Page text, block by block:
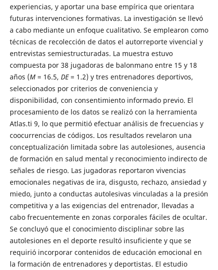
experiencias, y aportar una base empírica que orientara
futuras intervenciones formativas. La investigación se llevó
a cabo mediante un enfoque cualitativo. Se emplearon como
técnicas de recolección de datos el autorreporte vivencial y
entrevistas semiestructuradas. La muestra estuvo
compuesta por 38 jugadoras de balonmano entre 15 y 18
años (M= 16.5, DE= 1.2) y tres entrenadores deportivos,
seleccionados por criterios de conveniencia y
disponibilidad, con consentimiento informado previo. El
procesamiento de los datos se realizó con la herramienta
Atlas.ti 9, lo que permitió efectuar análisis de frecuencias y
coocurrencias de códigos. Los resultados revelaron una
conceptualización limitada sobre las autolesiones, ausencia
de formación en salud mental y reconocimiento indirecto de
señales de riesgo. Las jugadoras reportaron vivencias
emocionales negativas de ira, disgusto, rechazo, ansiedad y
miedo, junto a conductas autolesivas vinculadas a la presión
competitiva y a las exigencias del entrenador, llevadas a
cabo frecuentemente en zonas corporales fáciles de ocultar.
Se concluyó que el conocimiento disciplinar sobre las
autolesiones en el deporte resultó insuficiente y que se
requirió incorporar contenidos de educación emocional en
la formación de entrenadores y deportistas. El estudio